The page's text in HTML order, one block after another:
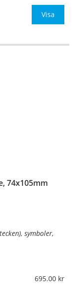
Visa
74x105mm
symboler,
till 0,01m²)695.00